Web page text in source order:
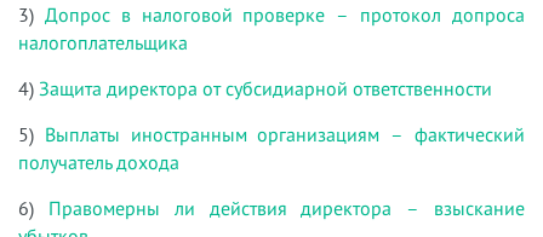
3) Допрос в налоговой проверке – протокол допроса
налогоплательщика
4) Защита директора от субсидиарной ответственности
5) Выплаты иностранным организациям – фактический
получатель дохода
6) Правомерны ли действия директора – взыскание